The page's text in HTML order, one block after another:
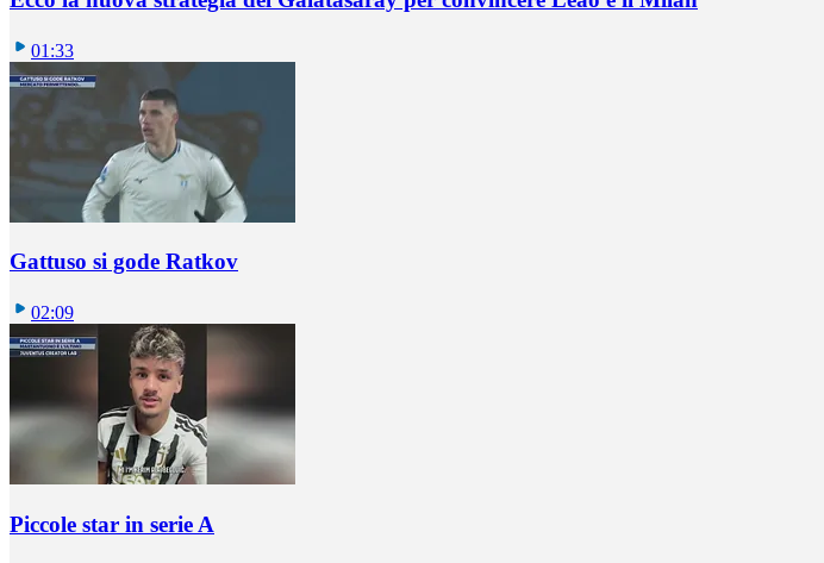
01:33
Gattuso si gode Ratkov
02:09
Piccole star in serie A